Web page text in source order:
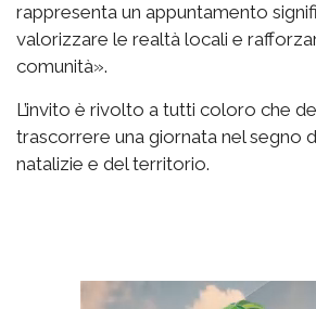
rappresenta un appuntamento
valorizzare le realtà locali e
comunità».
L’invito è rivolto a tutti coloro che
trascorrere una giornata nel segno
natalizie e del territorio.